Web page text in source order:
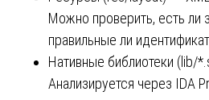
Можно проверить, есть ли
правильные ли
Нативные библиотеки (lib/
Анализируется через IDA